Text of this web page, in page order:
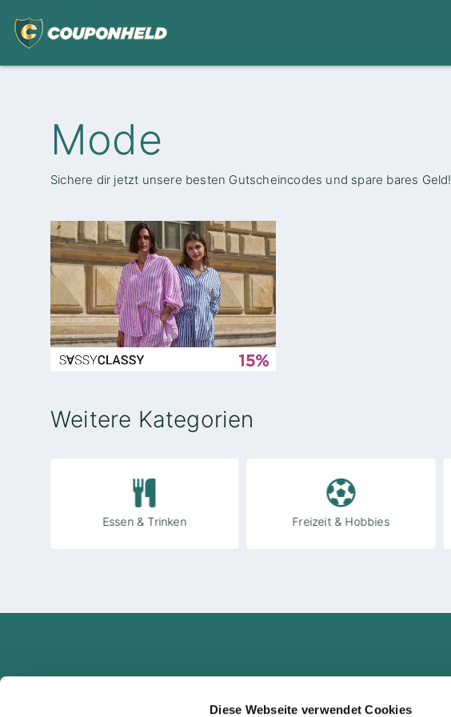
Diese Webseite verwendet Cookies
Mode
Sichere dir jetzt unsere besten Gutscheincodes und spare bares Geld!
Weitere Kategorien
Essen & Trinken Freizeit & Hobbies